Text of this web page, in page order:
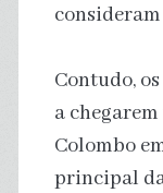
consideram
Contudo,
a
Colombo
principal